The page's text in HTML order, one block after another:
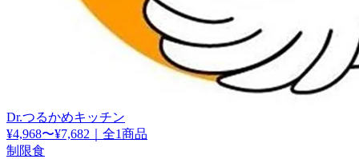
Dr.つるかめキッチン
¥4,968〜¥7,682
全1商品
制限食